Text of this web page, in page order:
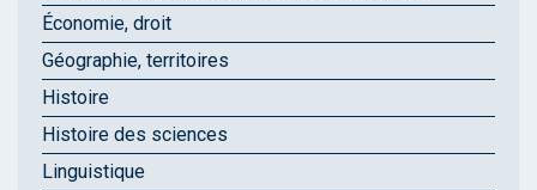
Économie, droit
Géographie, territoires
Histoire
Histoire des sciences
Linguistique